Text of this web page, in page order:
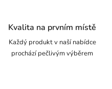
Kvalita na prvním místě
Každý produkt v naší nabídce
prochází pečlivým výběrem